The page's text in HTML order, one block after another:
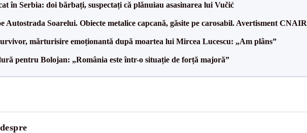
în Serbia: doi bărbați, suspectați că plănuiau asasinarea lui Vučić
Autostrada Soarelui. Obiecte metalice capcană, găsite pe carosabil. Avertisment CNAIR
mărturisire emoționantă după moartea lui Mircea Lucescu: „Am plâns”
pentru Bolojan: „România este într-o situație de forță majoră”